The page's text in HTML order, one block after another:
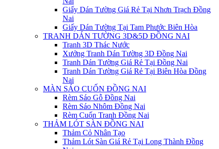
Giấy Dán Tường Giá Rẻ Tại Nhơn Trạch Đồng
Nai
Giấy Dán Tường Tại Tam Phước Biên Hòa
TRANH DÁN TƯỜNG 3D&5D ĐỒNG NAI
Tranh 3D Thác Nước
Xưởng Tranh Dán Tường 3D Đồng Nai
Tranh Dán Tường Giá Rẻ Tại Đồng Nai
Tranh Dán Tường Giá Rẻ Tại Biên Hòa Đồng
Nai
MÀN SÁO CUỐN ĐỒNG NAI
Rèm Sáo Gỗ Đồng Nai
Rèm Sáo Nhôm Đồng Nai
Rèm Cuốn Tranh Đồng Nai
THẢM LÓT SÀN ĐỒNG NAI
Thảm Cỏ Nhân Tạo
Thảm Lót Sàn Giá Rẻ Tại Long Thành Đồng